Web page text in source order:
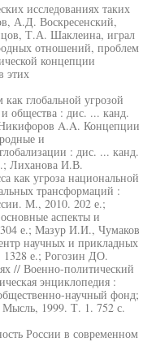
исследованиях таких
А.Д. Воскресенский,
Т.А. Шаклеина, играл
отношений, проблем
концепции
этих
глобальной угрозой
и общества : дис. ... канд.
A.A. Концепции
и
: дис. ... канд.
Лиханова И.В.
как угроза национальной
трансформаций :
М., 2010. 202 е.;
аспекты и
е.; Мазур И.И., Чумаков
научных и прикладных
е.; Рогозин ДО.
// Военно-политический
энциклопедия :
научный фонд;
1999. Т. 1. 752 с.
России в современном